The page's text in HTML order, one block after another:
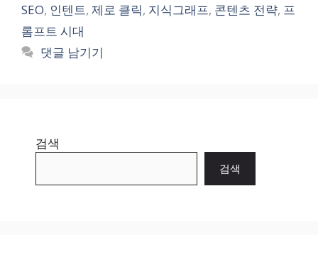
SEO, 인텐트, 제로 클릭, 지식그래프, 콘텐츠 전략, 프
롬프트 시대
댓글 남기기
검색
검색